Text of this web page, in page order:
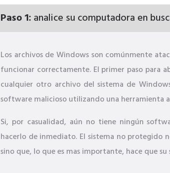
Paso 1: analice su computadora en
Los archivos de Windows son comúnmente
funcionar correctamente. El primer paso para
cualquier otro archivo del sistema de
software malicioso utilizando una herramienta
Si, por casualidad, aún no tiene ningún
hacerlo de inmediato. El sistema no protegido
sino que, lo que es mas importante, hace que